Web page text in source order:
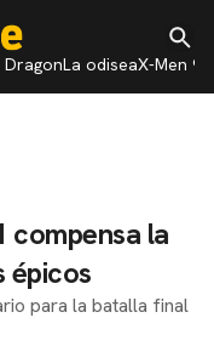
La odiseaX-Men 97
compensa la
épicos
para la batalla final